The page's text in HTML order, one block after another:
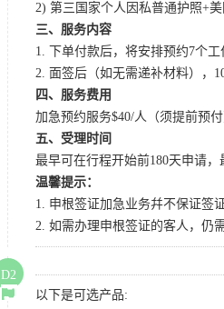
2) 第三国家个人因私普通护照+
三、服务内容
1. 下单付款后，将安排预约7个
2. 面签后（如无需递补材料），
四、服务费用
加急预约服务$40/人（须提前预
五、受理时间
最早可在行程开始前180天申请
温馨提示：
1. 申根签证加急业务幷不保证签
2. 如需办理申根签证的客人，仍
D2
以下是可选产品: